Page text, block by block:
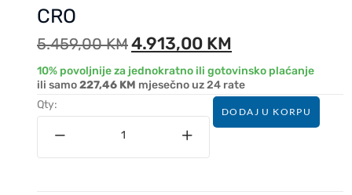
CRO
5.459,00KM4.913,00 KM
10% povoljnije za jednokratno ili gotovinsko plaćanje
ili samo227,46 KM mjesečno uz 24 rate
Qty:
DODAJ U KORPU